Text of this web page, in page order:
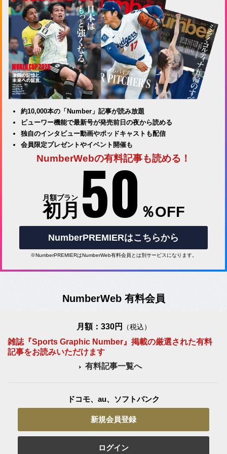
約10,000本の「Number」記事が読み放題
ビューワー機能で最新号が発売前日の夜から読める
独自のインタビュー動画やポッドキャストも配信
会員限定プレゼントやイベント開催も
NumberWebの有料記事も読める！
月額プラン
初月 50 ％OFF
NumberPREMIERはこちらから
※NumberPREMIERはNumberWeb有料会員とは別サービスになります。
NumberWeb 有料会員
月額：330円 （税込）
雑誌『Sports Graphic Number』掲載の厳選された有料
記事をお読みいただけます
有料記事一覧へ
ドコモ、au、ソフトバンク
新規会員登録
ログイン